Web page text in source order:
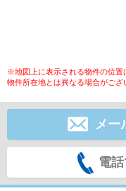
※地図上に表示される物件の位置
物件所在地とは異なる場合がござ
メー
電